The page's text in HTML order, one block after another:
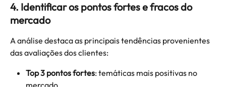
4. Identificar os pontos fortes e fracos do
mercado
A análise destaca as principais tendências provenientes
das avaliações dos clientes:
Top 3 pontos fortes: temáticas mais positivas no